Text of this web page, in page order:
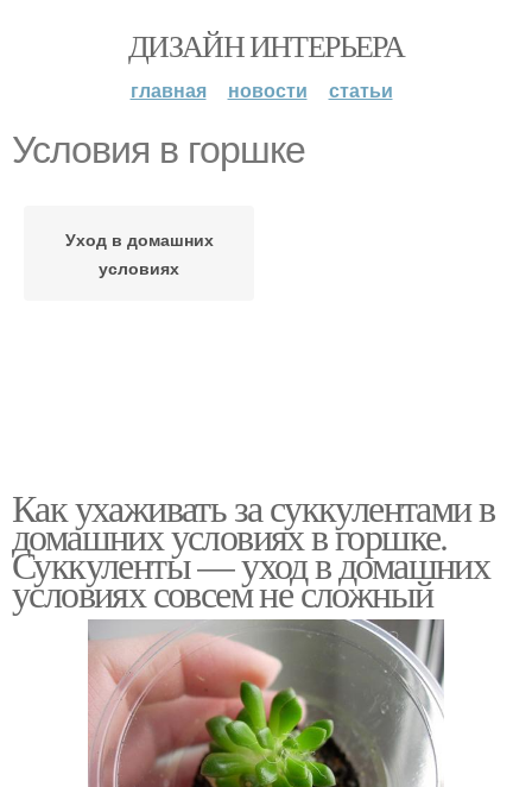
ДИЗАЙН ИНТЕРЬЕРА
главная новости статьи
Условия в горшке
Уход в домашних
условиях
Как ухаживать за суккулентами в
домашних условиях в горшке.
Суккуленты — уход в домашних
условиях совсем не сложный